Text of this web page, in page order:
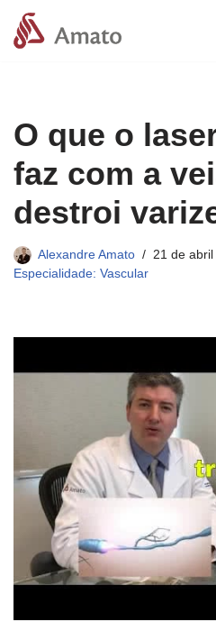
Pular
O que o
faz com a
destroi
Alexandre Amato
21 de abril
Especialidade: Vascular